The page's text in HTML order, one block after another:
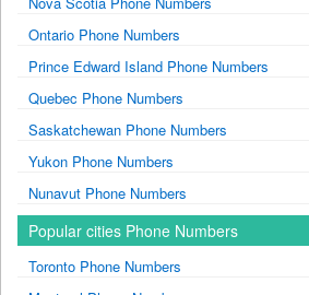
Ontario Phone Numbers
Prince Edward Island Phone Numbers
Quebec Phone Numbers
Saskatchewan Phone Numbers
Yukon Phone Numbers
Nunavut Phone Numbers
Popular cities Phone Numbers
Toronto Phone Numbers